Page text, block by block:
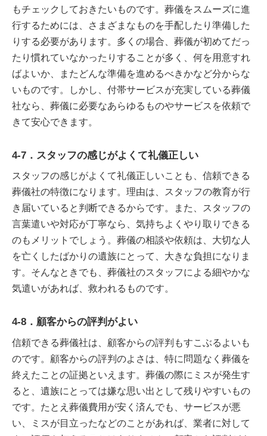
もチェックしておきたいものです。葬儀をスムーズに進
行するためには、さまざまなものを手配したり準備した
りする必要があります。多くの場合、葬儀が初めてだっ
たり慣れていなかったりすることが多く、何を用意すれ
ばよいか、またどんな準備を進めるべきかなど分からな
いものです。しかし、付帯サービスが充実している葬儀
社なら、葬儀に必要なあらゆるものやサービスを依頼で
きて安心できます。
4-7．スタッフの感じがよくて礼儀正しい
スタッフの感じがよくて礼儀正しいことも、信頼できる
葬儀社の特徴になります。理由は、スタッフの教育が行
き届いていると判断できるからです。また、スタッフの
言葉遣いや対応が丁寧なら、気持ちよくやり取りできる
のもメリットでしょう。葬儀の相談や依頼は、大切な人
を亡くしたばかりの遺族にとって、大きな負担になりま
す。そんなときでも、葬儀社のスタッフによる細やかな
気遣いがあれば、救われるものです。
4-8．顧客からの評判がよい
信頼できる葬儀社は、顧客からの評判もすこぶるよいも
のです。顧客からの評判のよさは、特に問題なく葬儀を
終えたことの証拠といえます。葬儀の際にミスが発生す
ると、遺族にとっては嫌な思い出として残りやすいもの
です。たとえ葬儀費用が安く済んでも、サービスが悪
い、ミスが目立ったなどのことがあれば、業者に対して